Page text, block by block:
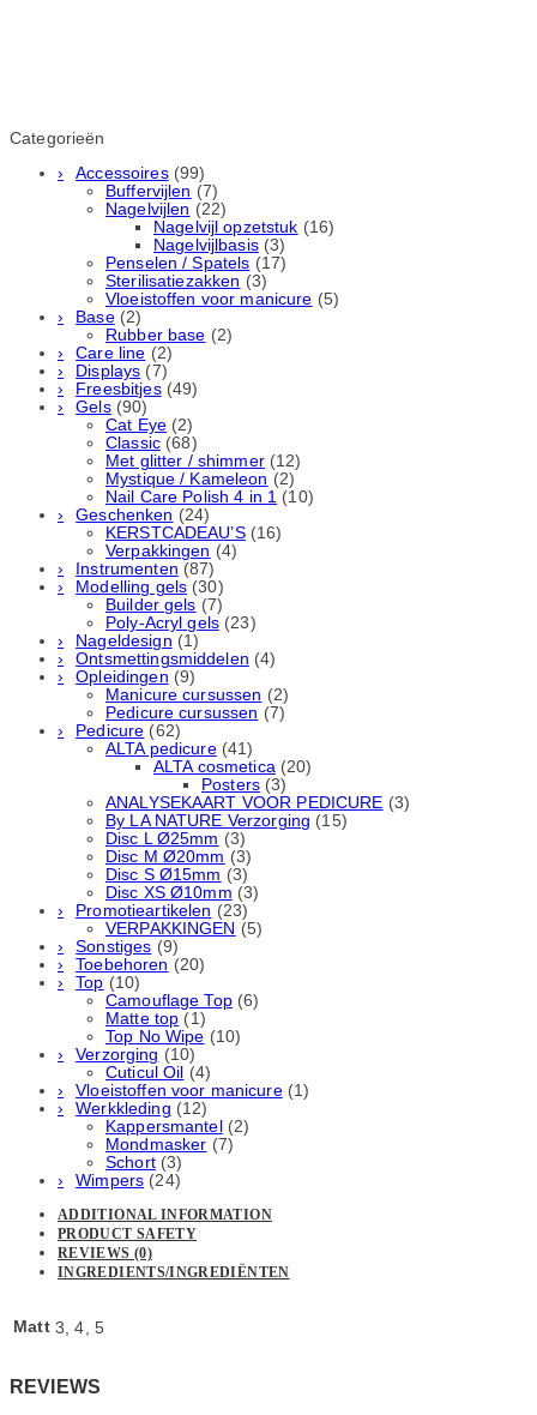
Categorieën
Accessoires (99)
Buffervijlen (7)
Nagelvijlen (22)
Nagelvijl opzetstuk (16)
Nagelvijlbasis (3)
Penselen / Spatels (17)
Sterilisatiezakken (3)
Vloeistoffen voor manicure (5)
Base (2)
Rubber basе (2)
Care line (2)
Displays (7)
Freesbitjes (49)
Gels (90)
Cat Eye (2)
Classic (68)
Met glitter / shimmer (12)
Mystique / Kameleon (2)
Nail Care Polish 4 in 1 (10)
Geschenken (24)
KERSTCADEAU’S (16)
Verpakkingen (4)
Instrumenten (87)
Modelling gels (30)
Builder gels (7)
Poly-Acryl gels (23)
Nageldesign (1)
Ontsmettingsmiddelen (4)
Opleidingen (9)
Manicure cursussen (2)
Pedicure cursussen (7)
Pedicure (62)
ALTA pedicure (41)
ALTA cosmetica (20)
Posters (3)
ANALYSEKAART VOOR PEDICURE (3)
By LA NATURE Verzorging (15)
Disc L Ø25mm (3)
Disc M Ø20mm (3)
Disc S Ø15mm (3)
Disc XS Ø10mm (3)
Promotieartikelen (23)
VERPAKKINGEN (5)
Sonstiges (9)
Toebehoren (20)
Top (10)
Camouflage Top (6)
Matte top (1)
Top No Wipe (10)
Verzorging (10)
Cuticul Oil (4)
Vloeistoffen voor manicure (1)
Werkkleding (12)
Kappersmantel (2)
Mondmasker (7)
Schort (3)
Wimpers (24)
ADDITIONAL INFORMATION
PRODUCT SAFETY
REVIEWS (0)
INGREDIENTS/INGREDIËNTEN
Matt 3, 4, 5
REVIEWS